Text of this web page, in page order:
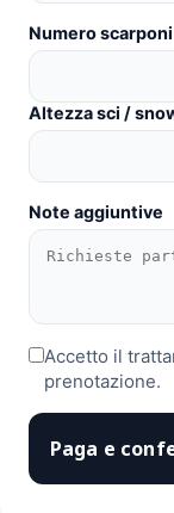
Numero scarponi
Altezza sci /
Note aggiuntive
Accetto il
prenotazione.
Paga e